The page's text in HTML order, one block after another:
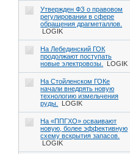
Утвержден ФЗ о правовом
регулировании в сфере
обращения драгметаллов.
LOGIK
На Лебединский ГОК
продолжают поступать
новые электровозы.
LOGIK
На Стойленском ГОКе
начали внедрять новую
технологию измельчения
руды.
LOGIK
На «ППГХО» осваивают
новую, более эффективную
схему вскрытия запасов.
LOGIK